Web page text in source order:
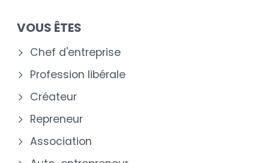
VOUS ÊTES
Chef d'entreprise
Profession libérale
Créateur
Repreneur
Association